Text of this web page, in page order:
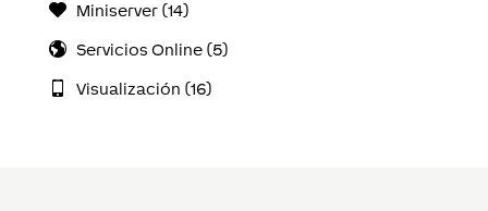
Miniserver (14)
Servicios Online (5)
Visualización (16)